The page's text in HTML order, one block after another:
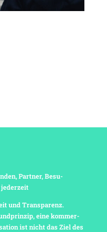
Partner, Besu­
und Trans­pa­renz.
eine kommer­
ist nicht das Ziel des